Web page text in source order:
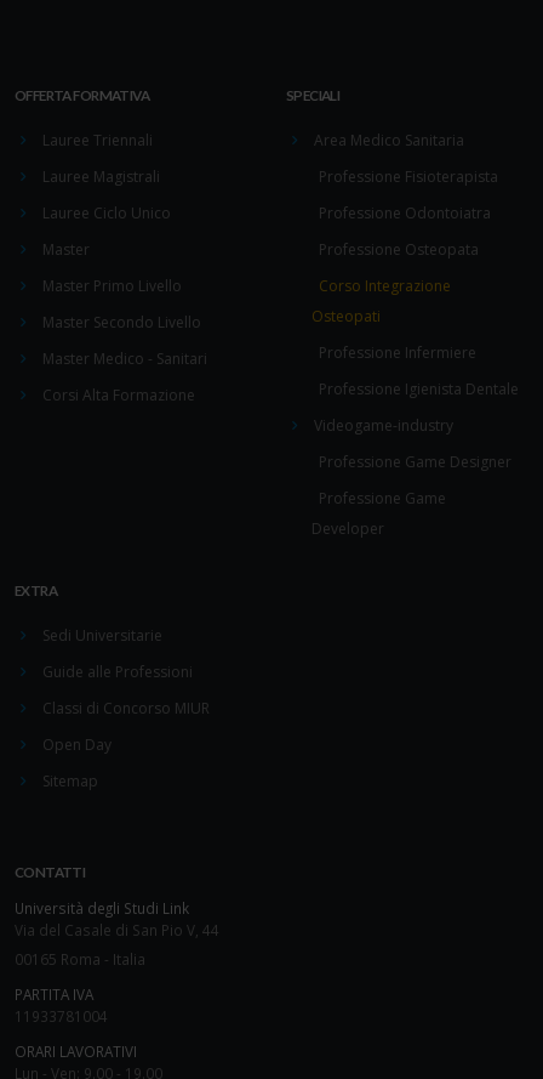
OFFERTA FORMATIVA
Lauree Triennali
Lauree Magistrali
Lauree Ciclo Unico
Master
Master Primo Livello
Master Secondo Livello
Master Medico - Sanitari
Corsi Alta Formazione
SPECIALI
Area Medico Sanitaria
Professione Fisioterapista
Professione Odontoiatra
Professione Osteopata
Corso Integrazione
Osteopati
Professione Infermiere
Professione Igienista Dentale
Videogame-industry
Professione Game Designer
Professione Game
Developer
EXTRA
Sedi Universitarie
Guide alle Professioni
Classi di Concorso MIUR
Open Day
Sitemap
CONTATTI
Università degli Studi Link
Via del Casale di San Pio V, 44
00165 Roma - Italia
PARTITA IVA
11933781004
ORARI LAVORATIVI
Lun - Ven: 9.00 - 19.00